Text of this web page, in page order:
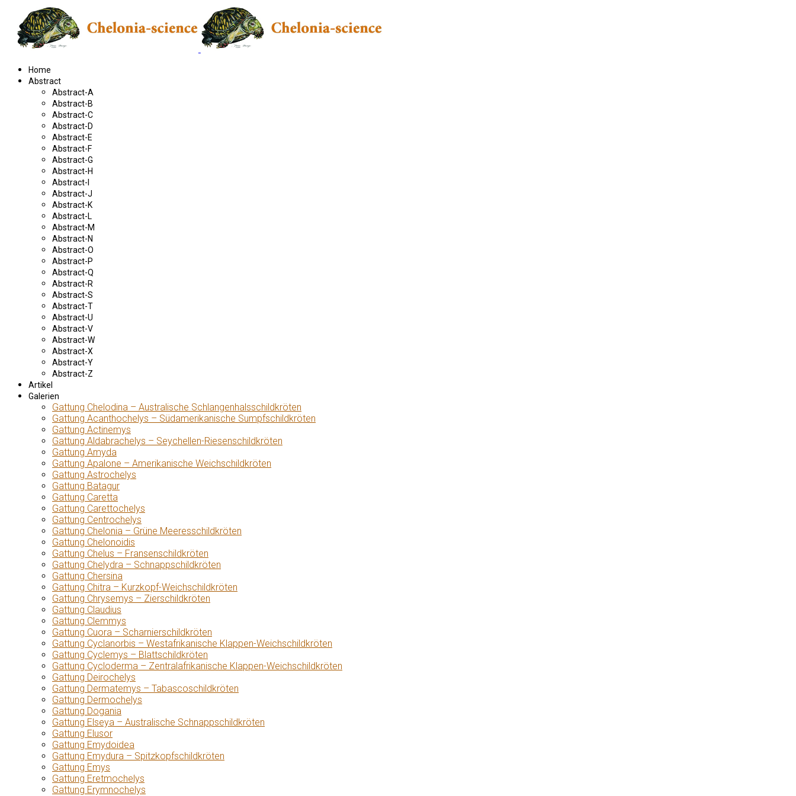
Home
Abstract
Abstract-A
Abstract-B
Abstract-C
Abstract-D
Abstract-E
Abstract-F
Abstract-G
Abstract-H
Abstract-I
Abstract-J
Abstract-K
Abstract-L
Abstract-M
Abstract-N
Abstract-O
Abstract-P
Abstract-Q
Abstract-R
Abstract-S
Abstract-T
Abstract-U
Abstract-V
Abstract-W
Abstract-X
Abstract-Y
Abstract-Z
Artikel
Galerien
Gattung Chelodina – Australische Schlangenhalsschildkröten
Gattung Acanthochelys – Südamerikanische Sumpfschildkröten
Gattung Actinemys
Gattung Aldabrachelys – Seychellen-Riesenschildkröten
Gattung Amyda
Gattung Apalone – Amerikanische Weichschildkröten
Gattung Astrochelys
Gattung Batagur
Gattung Caretta
Gattung Carettochelys
Gattung Centrochelys
Gattung Chelonia – Grüne Meeresschildkröten
Gattung Chelonoidis
Gattung Chelus – Fransenschildkröten
Gattung Chelydra – Schnappschildkröten
Gattung Chersina
Gattung Chitra – Kurzkopf-Weichschildkröten
Gattung Chrysemys – Zierschildkröten
Gattung Claudius
Gattung Clemmys
Gattung Cuora – Scharnierschildkröten
Gattung Cyclanorbis – Westafrikanische Klappen-Weichschildkröten
Gattung Cyclemys – Blattschildkröten
Gattung Cycloderma – Zentralafrikanische Klappen-Weichschildkröten
Gattung Deirochelys
Gattung Dermatemys – Tabascoschildkröten
Gattung Dermochelys
Gattung Dogania
Gattung Elseya – Australische Schnappschildkröten
Gattung Elusor
Gattung Emydoidea
Gattung Emydura – Spitzkopfschildkröten
Gattung Emys
Gattung Eretmochelys
Gattung Erymnochelys